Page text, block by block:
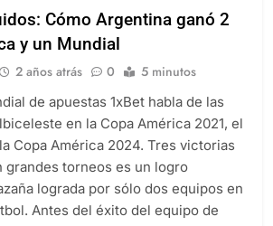
Cómo Argentina ganó 2
y un Mundial
2 años atrás 0 5 minutos
de apuestas 1xBet habla de las
en la Copa América 2021, el
Copa América 2024. Tres victorias
grandes torneos es un logro
lograda por sólo dos equipos en
Antes del éxito del equipo de